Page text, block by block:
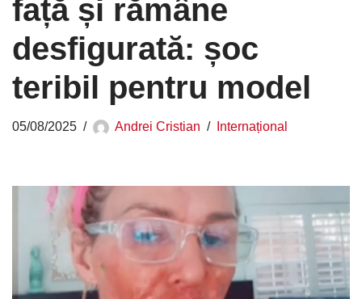
față și rămâne
desfigurată: șoc
teribil pentru model
05/08/2025 Andrei Cristian Internațional